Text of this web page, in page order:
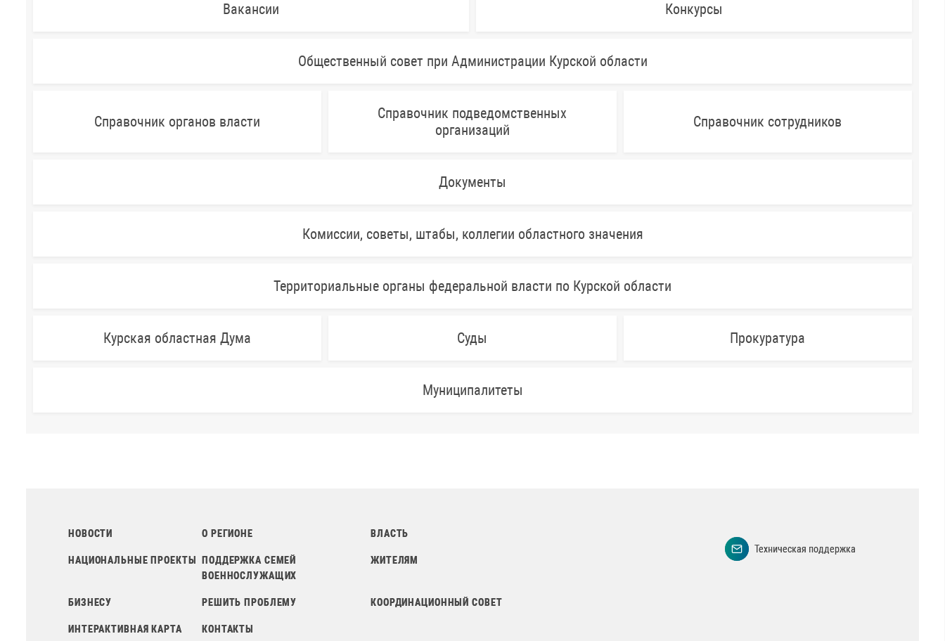
Вакансии Конкурсы
Общественный совет при Администрации Курской области
Справочник органов власти
Справочник подведомственных
организаций
Справочник сотрудников
Документы
Комиссии, советы, штабы, коллегии областного значения
Территориальные органы федеральной власти по Курской области
Курская областная Дума Суды Прокуратура
Муниципалитеты
НОВОСТИ О РЕГИОНЕ ВЛАСТЬ
НАЦИОНАЛЬНЫЕ ПРОЕКТЫ
ПОДДЕРЖКА СЕМЕЙ
ВОЕННОСЛУЖАЩИХ
ЖИТЕЛЯМ
БИЗНЕСУ РЕШИТЬ ПРОБЛЕМУ КООРДИНАЦИОННЫЙ СОВЕТ
ИНТЕРАКТИВНАЯ КАРТА КОНТАКТЫ
Техническая поддержка